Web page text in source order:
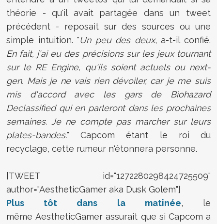
théorie - qu'il avait partagée dans un tweet
précédent - reposait sur des sources ou une
simple intuition. "Un peu des deux, a-t-il confié.
En fait, j'ai eu des précisions sur les jeux tournant
sur le RE Engine, qu'ils soient actuels ou next-
gen. Mais je ne vais rien dévoiler, car je me suis
mis d'accord avec les gars de Biohazard
Declassified qui en parleront dans les prochaines
semaines. Je ne compte pas marcher sur leurs
plates-bandes." Capcom étant le roi du
recyclage, cette rumeur n'étonnera personne.
[TWEET id="1272280298424725509"
author="AestheticGamer aka Dusk Golem"]
Plus tôt dans la matinée, le
même AestheticGamer assurait que si Capcom a